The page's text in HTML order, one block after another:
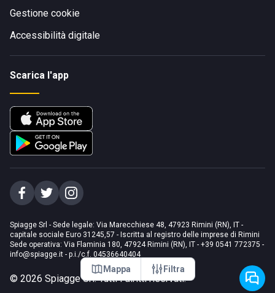
Mappa Filtra
Gestione cookie
Accessibilità digitale
Scarica l'app
Spiagge Srl - Sede legale: Via Marecchiese 48, 47923 Rimini (RN), IT -
capitale sociale Euro 31245,57 - Iscritta al registro delle imprese di Rimini
Sede operativa: Via Flaminia 180, 47924 Rimini (RN), IT - +39 0541 772375 -
info@spiagge.it - p.i./c.f. 04536640404
© 2026 Spiagge Srl. Tutti i diritti riservati.